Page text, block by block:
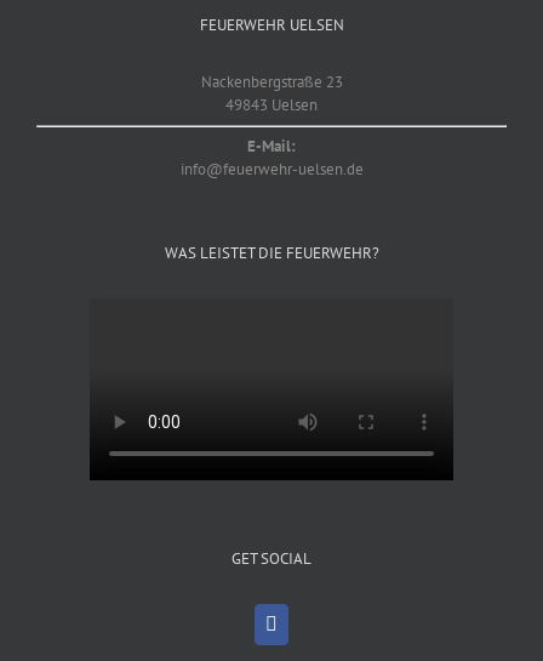
FEUERWEHR UELSEN
Nackenbergstraße 23
49843 Uelsen
E-Mail:
info@feuerwehr-uelsen.de
WAS LEISTET DIE FEUERWEHR?
GET SOCIAL